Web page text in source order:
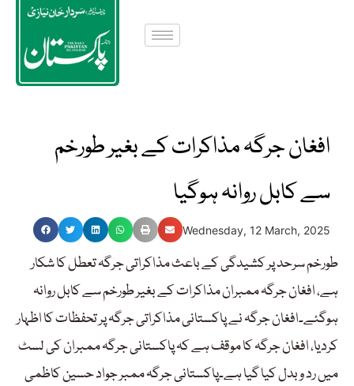
افغان جرگہ مذاکرات کے بغیر طورخم
سے کابل روانہ ہوگیا
Wednesday, 12 March, 2025
طورخم سرحد پر کشیدگی کے باعث مذاکراتی جرگہ تعطل کا شکار
ہے، افغان جرگہ ممبران مذاکرات کے بغیر طورخم سے کابل روانہ
ہوگئے۔افغان جرگہ نے پاکستانی مذاکراتی جرگہ پر تحفظات کا اظہار
کردیا، افغان جرگہ کا موقف ہے کہ پاکستانی جرگہ ممبران کی لسٹ
میں رد و بدل کیا گیا ہے۔پاکستانی جرگہ ممبر جواد حسین کاظمی